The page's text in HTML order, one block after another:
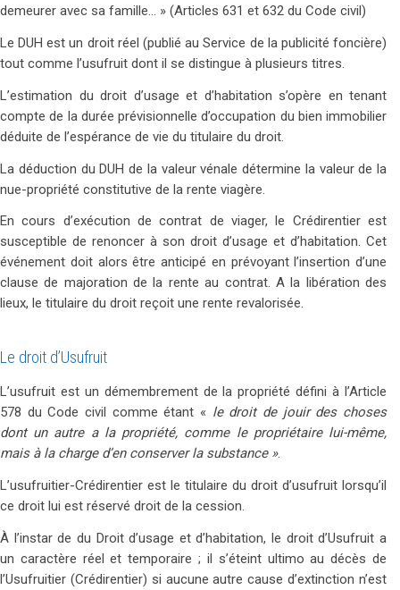
demeurer avec sa famille… » (Articles 631 et 632 du Code civil)
Le DUH est un droit réel (publié au Service de la publicité foncière)
tout comme l’usufruit dont il se distingue à plusieurs titres.
L’estimation du droit d’usage et d’habitation s’opère en tenant
compte de la durée prévisionnelle d’occupation du bien immobilier
déduite de l’espérance de vie du titulaire du droit.
La déduction du DUH de la valeur vénale détermine la valeur de la
nue-propriété constitutive de la rente viagère.
En cours d’exécution de contrat de viager, le Crédirentier est
susceptible de renoncer à son droit d’usage et d’habitation. Cet
événement doit alors être anticipé en prévoyant l’insertion d’une
clause de majoration de la rente au contrat. A la libération des
lieux, le titulaire du droit reçoit une rente revalorisée.
Le droit d’Usufruit
L’usufruit est un démembrement de la propriété défini à l’Article
578 du Code civil comme étant « le droit de jouir des choses
dont un autre a la propriété, comme le propriétaire lui-même,
mais à la charge d’en conserver la substance ».
L’usufruitier-Crédirentier est le titulaire du droit d’usufruit lorsqu’il
ce droit lui est réservé droit de la cession.
À l’instar de du Droit d’usage et d’habitation, le droit d’Usufruit a
un caractère réel et temporaire ; il s’éteint ultimo au décès de
l’Usufruitier (Crédirentier) si aucune autre cause d’extinction n’est